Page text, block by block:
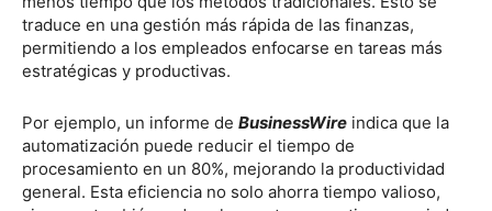
traduce en una gestión más rápida de las finanzas,
permitiendo a los empleados enfocarse en tareas más
estratégicas y productivas.
Por ejemplo, un informe de BusinessWire indica que la
automatización puede reducir el tiempo de
procesamiento en un 80%, mejorando la productividad
general. Esta eficiencia no solo ahorra tiempo valioso,